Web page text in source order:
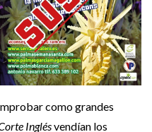
como grandes
Inglésvendían los